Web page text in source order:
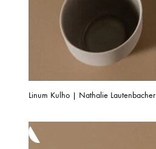
Linum Kulho | Nathalie Lautenbacher